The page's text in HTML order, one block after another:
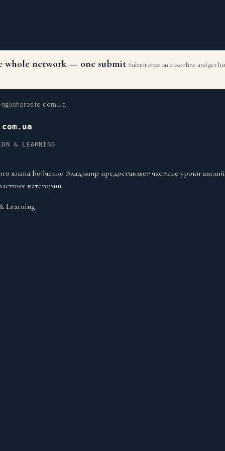
whole network — one submit Submit once on aio.online and get
& LEARNING
языка Бойченко Владимир предоставляет частные уроки
категорий.
Learning